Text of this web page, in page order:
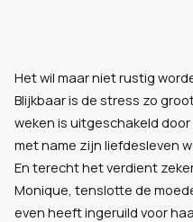
Het wil maar niet rustig
Blijkbaar is de stress zo
weken is uitgeschakeld
met name zijn liefdesleven
En terecht het verdient
Monique, tenslotte de
even heeft ingeruild voor